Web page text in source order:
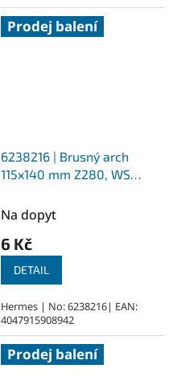
Prodej balení
6238216 | Brusný arch
115x140 mm Z280, WS
Na dopyt
6 Kč
DETAIL
Hermes | No: 6238216| EAN:
4047915908942
Prodej balení